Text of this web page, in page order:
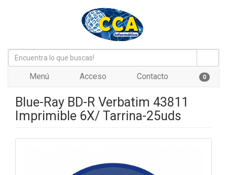
Menú Acceso Contacto 0
Blue-Ray BD-R Verbatim 43811
Imprimible 6X/ Tarrina-25uds